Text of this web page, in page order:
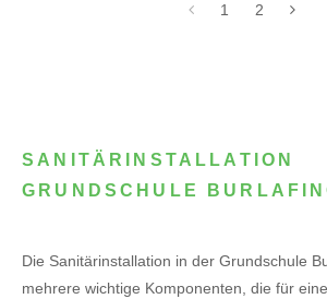
1 2
SANITÄRINSTALLATION
GRUNDSCHULE
Die Sanitärinstallation in der Grundschule
mehrere wichtige Komponenten, die für